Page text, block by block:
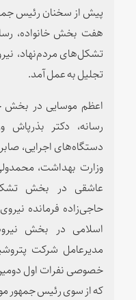
پیش از سخنان رئیس
هفت بخش خانواده،
تشکل‌های مردم‌نهاد،
تجلیل به عمل آمد.
اعظم موسایی در بخش
رسانه، دکتر
دستگاه‌های اجرایی،
وزارت بهداشت،
عاشقی در بخش
حاجی‌زاده فرمانده
اسلامی در بخش
مدیرعامل شرکت
خصوصی نفرات اول
که از سوی رئیس جمهور